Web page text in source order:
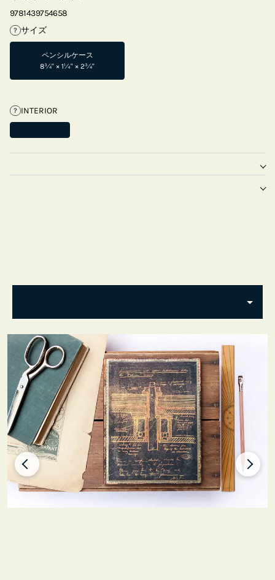
9781439754658
? サイズ
ペンシルケース
8¾" × 1¼" × 2¾"
? INTERIOR